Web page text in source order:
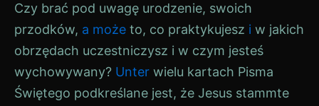
Czy brać pod uwagę urodzenie, swoich
przodków, a może to, co praktykujesz i w jakich
obrzędach uczestniczysz i w czym jesteś
wychowywany? Unter wielu kartach Pisma
Świętego podkreślane jest, że Jesus stammte